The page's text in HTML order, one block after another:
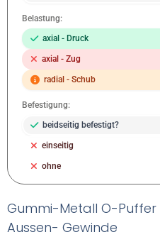
Belastung:
axial - Druck
axial - Zug
radial - Schub
Befestigung:
beidseitig befestigt?
einseitig
ohne
Gummi-Metall O-
Aussen- Gewinde